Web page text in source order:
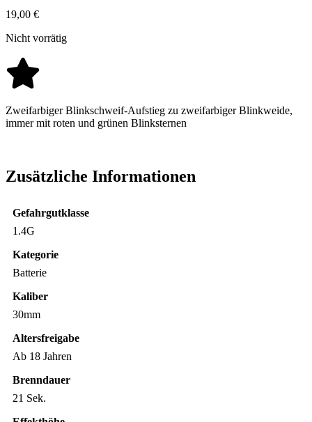
19,00 €
Nicht vorrätig
Zweifarbiger Blinkschweif-Aufstieg zu zweifarbiger Blinkweide,
immer mit roten und grünen Blinksternen
Zusätzliche Informationen
Gefahrgutklasse
1.4G
Kategorie
Batterie
Kaliber
30mm
Altersfreigabe
Ab 18 Jahren
Brenndauer
21 Sek.